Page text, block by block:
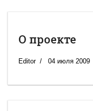
О проекте
Editor 04 июля 2009